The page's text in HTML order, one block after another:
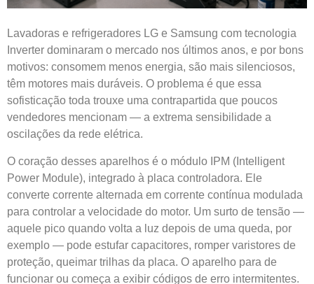
Lavadoras e refrigeradores LG e Samsung com tecnologia
Inverter dominaram o mercado nos últimos anos, e por bons
motivos: consomem menos energia, são mais silenciosos,
têm motores mais duráveis. O problema é que essa
sofisticação toda trouxe uma contrapartida que poucos
vendedores mencionam — a extrema sensibilidade a
oscilações da rede elétrica.
O coração desses aparelhos é o módulo IPM (Intelligent
Power Module), integrado à placa controladora. Ele
converte corrente alternada em corrente contínua modulada
para controlar a velocidade do motor. Um surto de tensão —
aquele pico quando volta a luz depois de uma queda, por
exemplo — pode estufar capacitores, romper varistores de
proteção, queimar trilhas da placa. O aparelho para de
funcionar ou começa a exibir códigos de erro intermitentes.